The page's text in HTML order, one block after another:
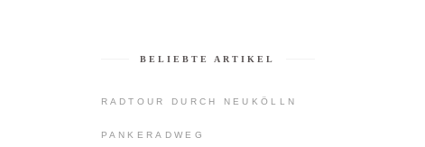
BELIEBTE ARTIKEL
RADTOUR DURCH NEUKÖLLN
PANKERADWEG